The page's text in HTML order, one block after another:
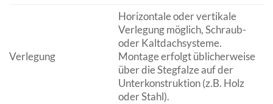
Verlegung
Horizontale oder vertikale
Verlegung möglich, Schraub-
oder Kaltdachsysteme.
Montage erfolgt üblicherweise
über die Stegfalze auf der
Unterkonstruktion (z.B. Holz
oder Stahl).